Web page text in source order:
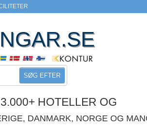
SØG EFTER
HOTELLER OG
DANMARK, NORGE OG